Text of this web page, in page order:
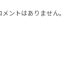
ントはありません。